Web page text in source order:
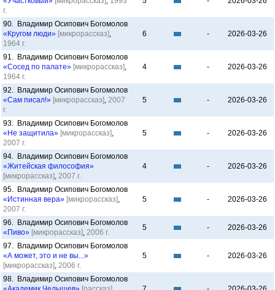
г.
90. Владимир Осипович Богомолов
«Кругом люди» [микрорассказ],
1964 г.
6 - 2026-03-26
91. Владимир Осипович Богомолов
«Сосед по палате» [микрорассказ],
1964 г.
4 - 2026-03-26
92. Владимир Осипович Богомолов
«Сам писал!» [микрорассказ], 2007
г.
5 - 2026-03-26
93. Владимир Осипович Богомолов
«Не защитила» [микрорассказ],
2007 г.
5 - 2026-03-26
94. Владимир Осипович Богомолов
«Житейская философия»
[микрорассказ], 2007 г.
4 - 2026-03-26
95. Владимир Осипович Богомолов
«Истинная вера» [микрорассказ],
2007 г.
5 - 2026-03-26
96. Владимир Осипович Богомолов
«Пиво» [микрорассказ], 2006 г.
5 - 2026-03-26
97. Владимир Осипович Богомолов
«А может, это и не вы...»
[микрорассказ], 2006 г.
5 - 2026-03-26
98. Владимир Осипович Богомолов